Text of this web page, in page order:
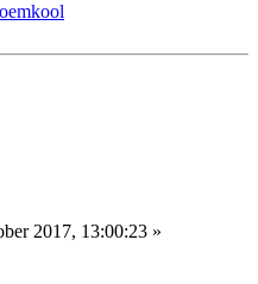
2017, 13:00:23 »